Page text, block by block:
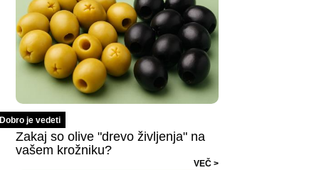
Dobro je vedeti
Zakaj so olive "drevo življenja" na
vašem krožniku?
VEČ >